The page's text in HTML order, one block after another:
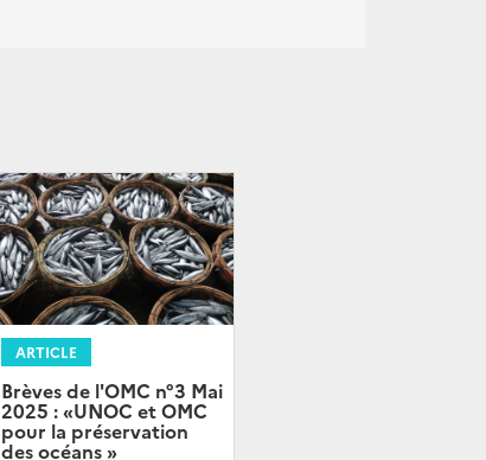
ARTICLE
Brèves de l'OMC n°3 Mai
2025 : «UNOC et OMC
pour la préservation
des océans »